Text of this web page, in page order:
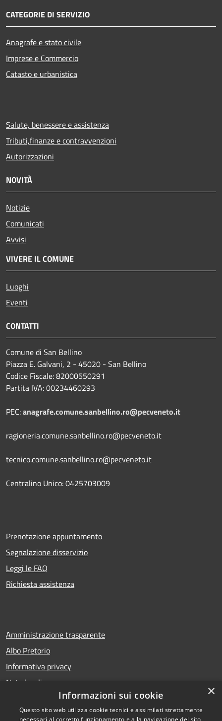
CATEGORIE DI SERVIZIO
Anagrafe e stato civile
Imprese e Commercio
Catasto e urbanistica
Salute, benessere e assistenza
Tributi,finanze e contravvenzioni
Autorizzazioni
NOVITÀ
Notizie
Comunicati
Avvisi
VIVERE IL COMUNE
Luoghi
Eventi
CONTATTI
Comune di San Bellino
Piazza E. Galvani, 2 - 45020 - San Bellino
Codice Fiscale: 82000550291
Partita IVA: 00234460293
PEC:anagrafe.comune.sanbellino.ro@pecveneto.it
ragioneria.comune.sanbellino.ro@pecveneto.it
tecnico.comune.sanbellino.ro@pecveneto.it
Centralino Unico: 0425703009
Prenotazione appuntamento
Segnalazione disservizio
Leggi le FAQ
Richiesta assistenza
Amministrazione trasparente
Albo Pretorio
Informativa privacy
Note legali
Dichiarazione di accessibilità
×
Informazioni sui cookie
Questo sito web utilizza cookie tecnici e assimilati strettamente
necessari al corretto funzionamento e alla navigazione del sito,